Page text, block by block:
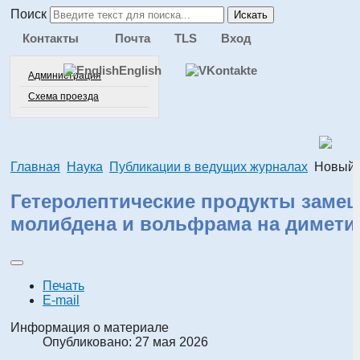
Поиск Искать
Контакты
Администрация
Схема проезда
Почта TLS Вход
English
Главная Наука Публикации в ведущих журналах Новый
Гетеролептические продукты
молибдена и вольфрама на
Печать
E-mail
Информация о материале
Опубликовано: 27 мая 2026